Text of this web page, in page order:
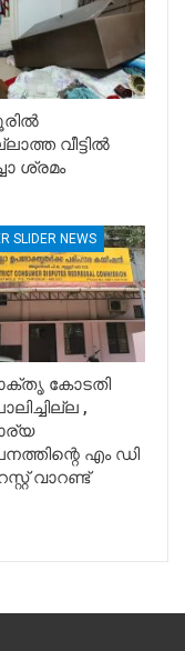
വീട്ടിൽ
ശ്രമം
SLIDER NEWS
കോടതി
,
എം ഡി
വാറണ്ട്